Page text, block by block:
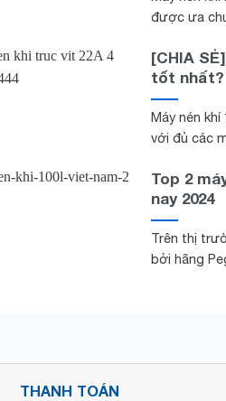
được ưa
[CHIA
tốt nhất?
Máy nén
với đủ các
Top 2
nay 2024
Trên thị
bởi hãng
THANH TOÁN